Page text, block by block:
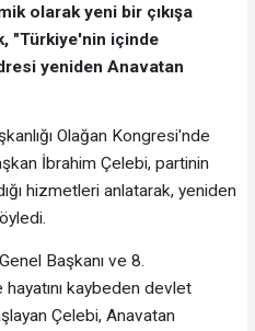
olarak yeni bir çıkışa
"Türkiye'nin içinde
yeniden Anavatan
Olağan Kongresi'nde
İbrahim Çelebi, partinin
hizmetleri anlatarak, yeniden
Başkanı ve 8.
kaybeden devlet
Çelebi, Anavatan